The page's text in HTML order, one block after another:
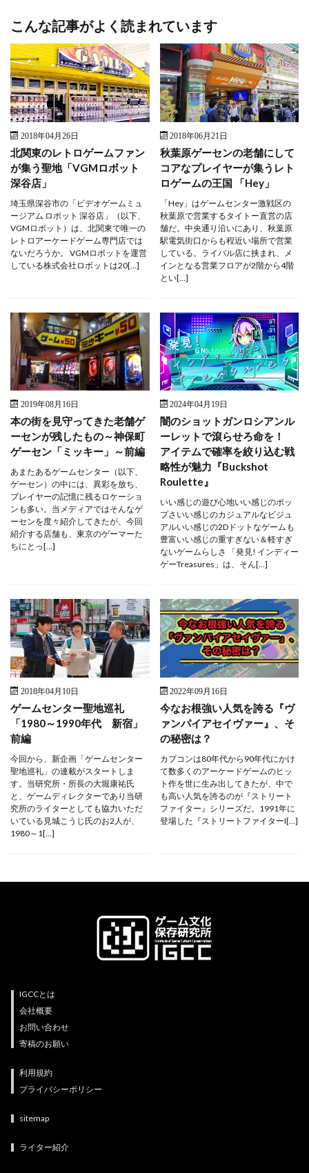
こんな記事がよく読まれています
2018年04月26日
北関東のレトロゲームファン
が集う聖地「VGMロボット
深谷店」
埼玉県深谷市の「ビデオゲームミュ
ージアム ロボット 深谷店」（以下、
VGMロボット）は、北関東で唯一の
レトロアーケードゲーム専門店では
ないだろうか。 VGMロボットを運営
している株式会社ロボットは20[…]
2018年06月21日
秋葉原ゲーセンの老舗にして
コアなプレイヤーが集うレト
ロゲームの王国 「Hey」
「Hey」はゲームセンター激戦区の
秋葉原で営業するタイトー直営の店
舗だ。中央通り沿いにあり、秋葉原
駅電気街口からも程近い場所で営業
している。ライバル店に挟まれ、メ
インとなる営業フロアが2階から4階
とい[…]
2019年08月16日
本の街を見守ってきた老舗ゲ
ーセンが残したもの～神保町
ゲーセン「ミッキー」～前編
あまたあるゲームセンター（以下、
ゲーセン）の中には、異彩を放ち、
プレイヤーの記憶に残るロケーショ
ンも多い。当メディアではそんなゲ
ーセンを度々紹介してきたが、今回
紹介する店舗も、東京のゲーマーた
ちにとっ[…]
2024年04月19日
闇のショットガンロシアンル
ーレットで滾らせろ命を！
アイテムで確率を絞り込む戦
略性が魅力『Buckshot
Roulette』
いい感じの遊び心地いい感じのポッ
プさいい感じのカジュアルなビジュ
アルいい感じの2Dドットなゲームも
豊富いい感じの重すぎない＆軽すぎ
ないゲームらしさ 「発見! インディー
ゲーTreasures」は、そん[…]
2018年04月10日
ゲームセンター聖地巡礼
「1980～1990年代 新宿」
前編
今回から、新企画「ゲームセンター
聖地巡礼」の連載がスタートしま
す。当研究所・所長の大堀康祐氏
と、ゲームディレクターであり当研
究所のライターとしても協力いただ
いている見城こうじ氏のお2人が、
1980～1[…]
2022年09月16日
今なお根強い人気を誇る『ヴ
ァンパイアセイヴァー』、そ
の秘密は？
カプコンは80年代から90年代にかけ
て数多くのアーケードゲームのヒッ
ト作を世に生み出してきたが、中で
も高い人気を誇るのが『ストリート
ファイター』シリーズだ。1991年に
登場した『ストリートファイターI[…]
IGCCとは
会社概要
お問い合わせ
寄稿のお願い
利用規約
プライバシーポリシー
sitemap
ライター紹介